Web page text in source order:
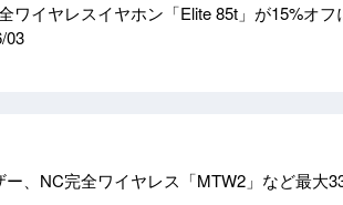
ワイヤレスイヤホン「Elite 85t」が15%オ
03
ー、NC完全ワイヤレス「MTW2」など最大